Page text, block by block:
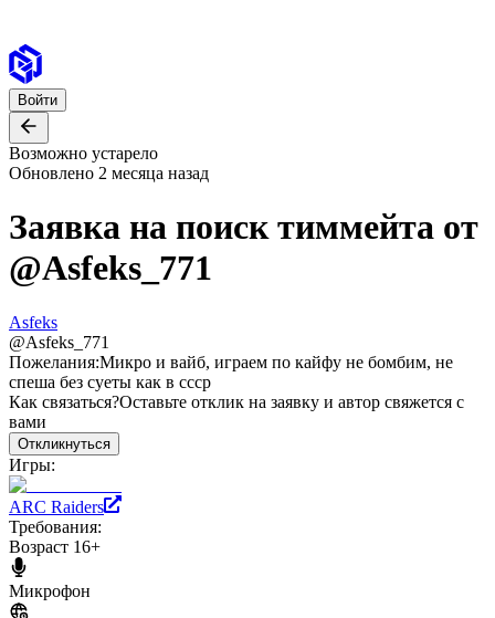
Войти
Возможно устарело
Обновлено 2 месяца назад
Заявка на поиск тиммейта от
@Asfeks_771
Asfeks
@Asfeks_771
Пожелания:Микро и вайб, играем по кайфу не бомбим, не
спеша без суеты как в ссср
Как связаться?Оставьте отклик на заявку и автор свяжется с
вами
Откликнуться
Игры:
ARC Raiders
Требования:
Возраст 16+
Микрофон